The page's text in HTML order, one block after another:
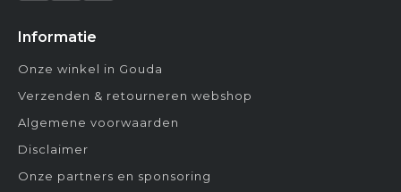
Informatie
Onze winkel in Gouda
Verzenden & retourneren webshop
Algemene voorwaarden
Disclaimer
Onze partners en sponsoring